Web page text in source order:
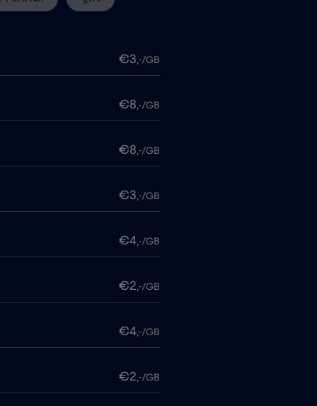
€3,-/GB
€8,-/GB
€8,-/GB
€3,-/GB
€4,-/GB
€2,-/GB
€4,-/GB
€2,-/GB